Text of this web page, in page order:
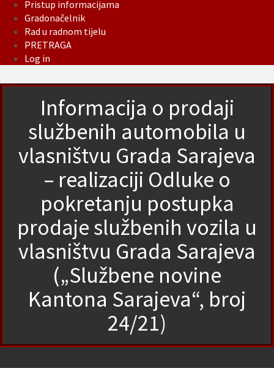
Pristup informacijama
Gradonačelnik
Rad u radnom tijelu
PRETRAGA
Log in
Informacija o prodaji
službenih automobila u
vlasništvu Grada Sarajeva
– realizaciji Odluke o
pokretanju postupka
prodaje službenih vozila u
vlasništvu Grada Sarajeva
(„Službene novine
Kantona Sarajeva“, broj
24/21)